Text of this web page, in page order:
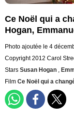
Ce Noël qui a
Hogan,
Photo ajoutée le 4
Copyright 2012 Carol
Stars Susan Hogan ,
Film Ce Noël qui a